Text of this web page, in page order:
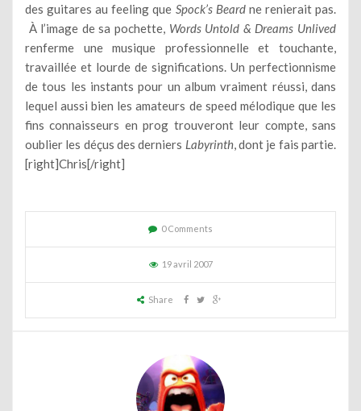
des guitares au feeling que Spock’s Beardne renierait pas.
À l’image de sa pochette, Words Untold & Dreams Unlived
renferme une musique professionnelle et touchante,
travaillée et lourde de significations. Un perfectionnisme
de tous les instants pour un album vraiment réussi, dans
lequel aussi bien les amateurs de speed mélodique que les
fins connaisseurs en prog trouveront leur compte, sans
oublier les déçus des derniers Labyrinth, dont je fais partie.
[right]Chris[/right]
0 Comments
19 avril 2007
Share